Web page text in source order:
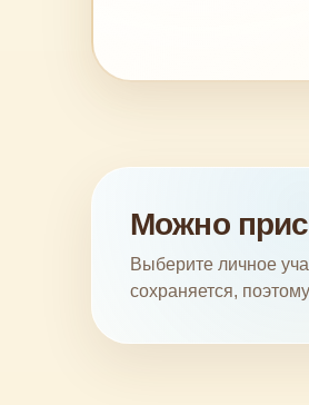
Можно
Выберите личное
сохраняется,